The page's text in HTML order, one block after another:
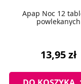
Apap Noc 12
powlekanych
13,95 zł